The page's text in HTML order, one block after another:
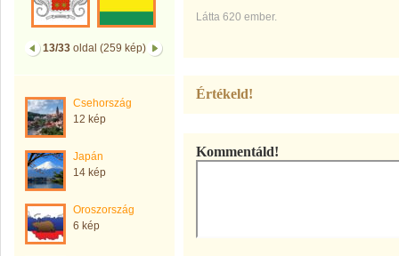
13/33 oldal (259 kép)
Csehország
12 kép
Japán
14 kép
Oroszország
6 kép
Látta 620 ember.
Értékeld!
Kommentáld!